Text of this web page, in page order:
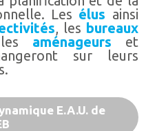
Les élus ainsi
, les bureaux
aménageurs et
sur leurs
E.A.U. de